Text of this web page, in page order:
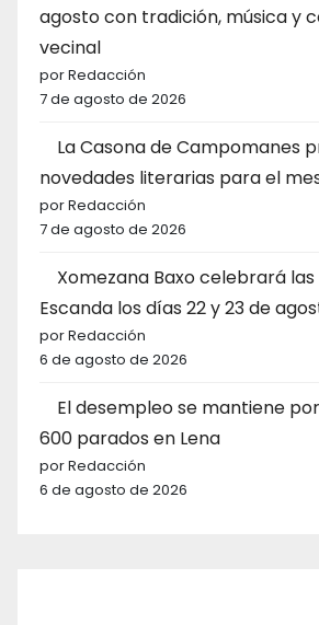
agosto con tradición, música y
vecinal
por Redacción
7 de agosto de 2026
La Casona de Campomanes
novedades literarias para el
por Redacción
7 de agosto de 2026
Xomezana Baxo celebrará las
Escanda los días 22 y 23 de
por Redacción
6 de agosto de 2026
El desempleo se mantiene
600 parados en Lena
por Redacción
6 de agosto de 2026